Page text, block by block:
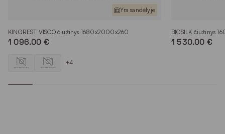
Yra sandėlyje
KINGREST VISCO čiužinys 1680x2000x260
1 096.00 €
+4
BIOSILK čiužinys
1 530.00 €